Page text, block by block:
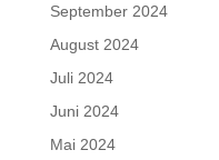
September 2024
August 2024
Juli 2024
Juni 2024
Mai 2024